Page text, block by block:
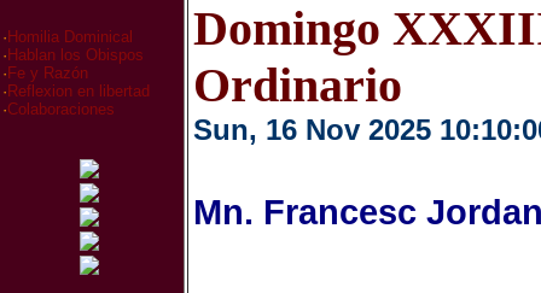
· Homilia Dominical
· Hablan los Obispos
· Fe y Razón
· Reflexion en libertad
·Colaboraciones
Domingo
Ordinario
Sun, 16 Nov 2025
Mn. Francesc